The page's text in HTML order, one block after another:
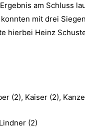
am Schluss
mit drei
hierbei Heinz
(2), Kaiser (2),
(2)